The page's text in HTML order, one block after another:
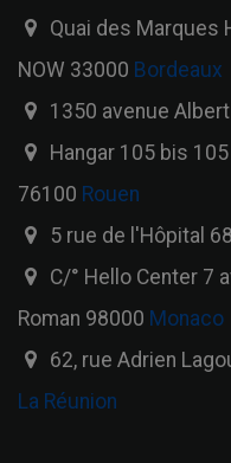
Quai des Marques
NOW 33000 Bordeaux
1350 avenue
Hangar 105 bis
76100 Rouen
5 rue de l'Hôpital
C/° Hello Center 7
Roman 98000 Monaco
62, rue Adrien
La Réunion